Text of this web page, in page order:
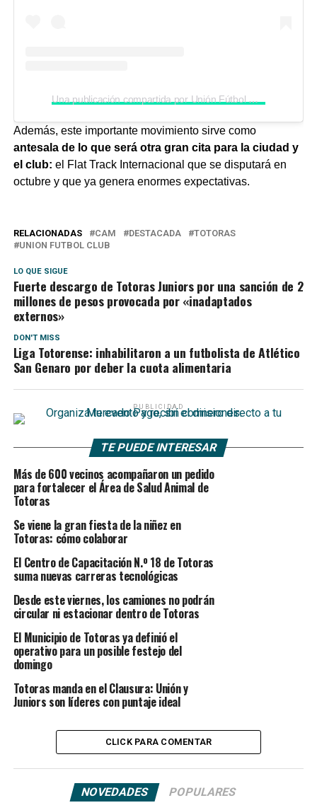
Una publicación compartida por Unión Fútbol Club (@ufc.totoras)
Además, este importante movimiento sirve como
antesala de lo que será otra gran cita para la ciudad y
el club: el Flat Track Internacional que se disputará en
octubre y que ya genera enormes expectativas.
RELACIONADAS CAM DESTACADA
TOTORAS
UNION FUTBOL CLUB
LO QUE SIGUE
Fuerte descargo de Totoras Juniors por una sanción de 2
millones de pesos provocada por «inadaptados
externos»
DON'T MISS
Liga Totorense: inhabilitaron a un futbolista de Atlético
San Genaro por deber la cuota alimentaria
PUBLICIDAD
TE PUEDE INTERESAR
Más de 600 vecinos acompañaron un pedido
para fortalecer el Área de Salud Animal de
Totoras
Se viene la gran fiesta de la niñez en
Totoras: cómo colaborar
El Centro de Capacitación N.º 18 de Totoras
suma nuevas carreras tecnológicas
Desde este viernes, los camiones no podrán
circular ni estacionar dentro de Totoras
El Municipio de Totoras ya definió el
operativo para un posible festejo del
domingo
Totoras manda en el Clausura: Unión y
Juniors son líderes con puntaje ideal
CLICK PARA COMENTAR
NOVEDADES POPULARES